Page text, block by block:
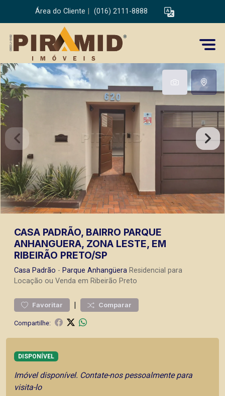
Área do Cliente (016) 2111-8888
CASA PADRÃO, BAIRRO PARQUE
ANHANGUERA, ZONA LESTE, EM
RIBEIRÃO PRETO/SP
Casa Padrão - Parque Anhangüera Residencial para
Locação ou Venda em Ribeirão Preto
Favoritar | Comparar
Compartilhe:
DISPONÍVEL
Imóvel disponível. Contate-nos pessoalmente para
visita-lo